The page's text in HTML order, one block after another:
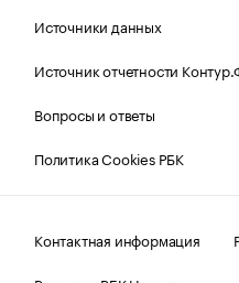
Источники данных
Источник отчетности
Вопросы и ответы
Политика Cookies РБК
Контактная информация